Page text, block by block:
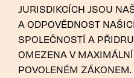
JURISDIKCÍCH JSOU
A ODPOVĚDNOST
SPOLEČNOSTÍ A
OMEZENA V
POVOLENÉM